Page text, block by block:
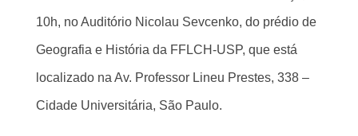
10h, noAuditório Nicolau Sevcenko, do prédio de
Geografia e História da FFLCH-USP, que está
localizado na Av. Professor Lineu Prestes, 338 –
Cidade Universitária, São Paulo.